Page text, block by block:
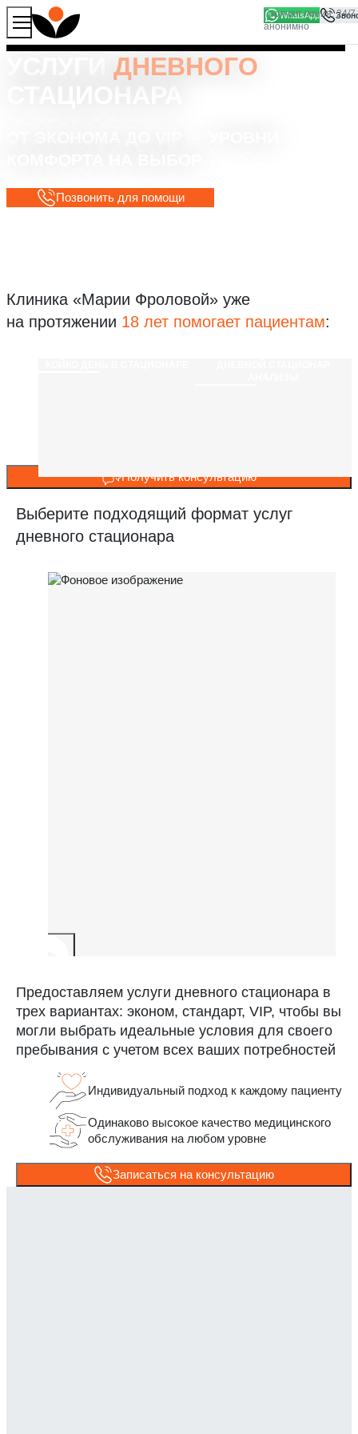
WhatsApp
ДНЕВНОГО
Позвонить для помощи
Клиника «Марии Фроловой» уже
на протяжении 18 лет помогает пациентам:
Получить консультацию
Выберите подходящий формат услуг
дневного стационара
Предоставляем услуги дневного стационара в
трех вариантах: эконом, стандарт, VIP, чтобы вы
могли выбрать идеальные условия для своего
пребывания с учетом всех ваших потребностей
Индивидуальный подход к каждому пациенту
Одинаково высокое качество медицинского
обслуживания на любом уровне
Записаться на консультацию
Продолжая работу с сайтом, вы соглашаетесь на то, что
мы используем файлы
Хорошо